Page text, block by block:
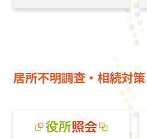
居所不明調査・相続対策